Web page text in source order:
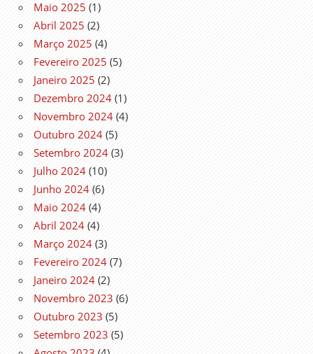
Maio 2025 (1)
Abril 2025 (2)
Março 2025 (4)
Fevereiro 2025 (5)
Janeiro 2025 (2)
Dezembro 2024 (1)
Novembro 2024 (4)
Outubro 2024 (5)
Setembro 2024 (3)
Julho 2024 (10)
Junho 2024 (6)
Maio 2024 (4)
Abril 2024 (4)
Março 2024 (3)
Fevereiro 2024 (7)
Janeiro 2024 (2)
Novembro 2023 (6)
Outubro 2023 (5)
Setembro 2023 (5)